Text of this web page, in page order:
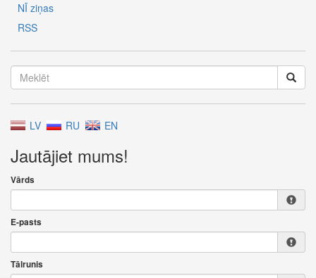
NĪ ziņas
RSS
LV RU EN
Jautājiet mums!
Vārds
E-pasts
Tālrunis